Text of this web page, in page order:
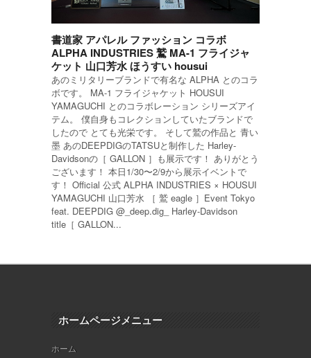
書道家 アパレル ファッション コラボ
ALPHA INDUSTRIES 鷲 MA-1 フライジャ
ケット 山口芳水 ほうすい housui
あのミリタリーブランドで有名な ALPHA とのコラ
ボです。 MA-1 フライジャケット HOUSUI
YAMAGUCHI とのコラボレーション シリーズアイ
テム。 僕自身もコレクションしていたブランドで
したので とても光栄です。 そして鷲の作品と 青い
墨 あのDEEPDIGのTATSUと制作した Harley-
Davidsonの［ GALLON ］も展示です！ ありがとう
ございます！ 本日1/30〜2/9から展示イベントで
す！ Official 公式 ALPHA INDUSTRIES × HOUSUI
YAMAGUCHI 山口芳水 ［ 鷲 eagle ］Event Tokyo
feat. DEEPDIG @_deep.dig_ Harley-Davidson
title［ GALLON...
ホームページメニュー
ホーム